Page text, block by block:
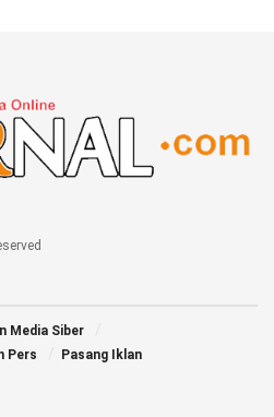
Media Siber
Pers
Pasang Iklan